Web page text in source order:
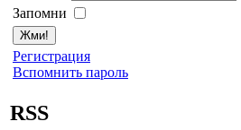
Запомни
Регистрация
Вспомнить пароль
RSS